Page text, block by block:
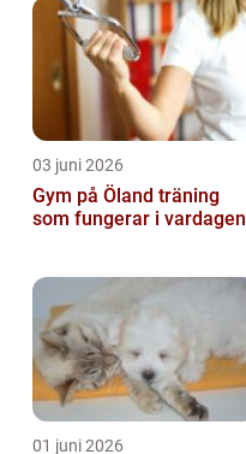
03 juni 2026
Gym på Öland träning
som fungerar i vardagen
01 juni 2026